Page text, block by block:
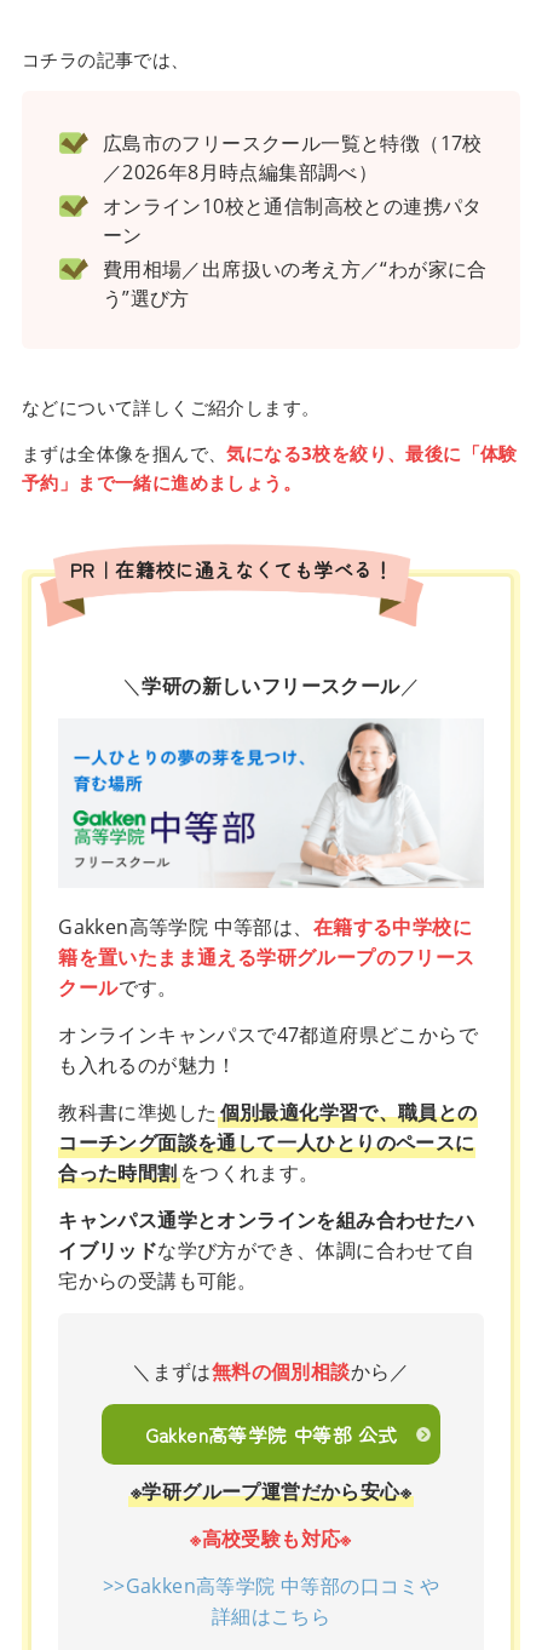
コチラの記事では、
広島市のフリースクール一覧と特徴（17校
／2026年8月時点編集部調べ）
オンライン10校と通信制高校との連携パタ
ーン
費用相場／出席扱いの考え方／“わが家に合
う”選び方
などについて詳しくご紹介します。
まずは全体像を掴んで、気になる3校を絞り、最後に「体験
予約」まで一緒に進めましょう。
PR｜在籍校に通えなくても学べる！
＼学研の新しいフリースクール／
Gakken高等学院 中等部は、 在籍する中学校に
籍を置いたまま通える学研グループのフリース
クールです。
オンラインキャンパスで47都道府県どこからで
も入れるのが魅力！
教科書に準拠した 個別最適化学習で、職員との
コーチング面談を通して一人ひとりのペースに
合った時間割をつくれます。
キャンパス通学とオンラインを組み合わせたハ
イブリッドな学び方ができ、体調に合わせて自
宅からの受講も可能。
＼まずは無料の個別相談から／
Gakken高等学院 中等部 公式
※学研グループ運営だから安心※
※高校受験も対応※
>>Gakken高等学院 中等部の口コミや
詳細はこちら